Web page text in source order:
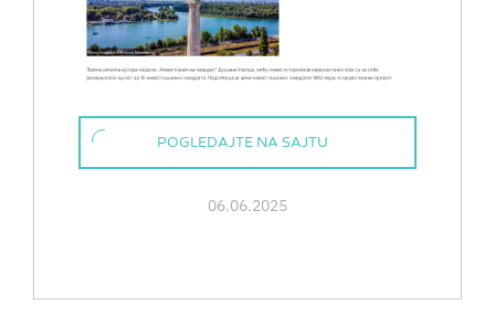
POGLEDAJTE NA SAJTU
06.06.2025